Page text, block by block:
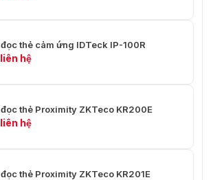
thẻ cảm ứng IDTeck IP-100R
hệ
thẻ Proximity ZKTeco KR200E
hệ
thẻ Proximity ZKTeco KR201E